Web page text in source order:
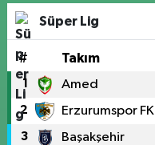
Süper Lig
# Takım
1 Amed
2 Erzurumspor FK
3 Başakşehir